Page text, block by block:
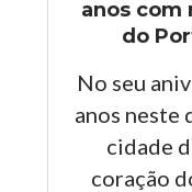
anos com
do
No seu
anos neste
cidade
coração